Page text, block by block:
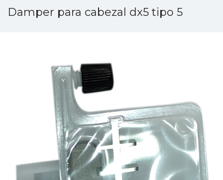
Damper para cabezal dx5 tipo 5